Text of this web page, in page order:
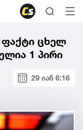
ცხელ
1 პირი
29 იან 6:16